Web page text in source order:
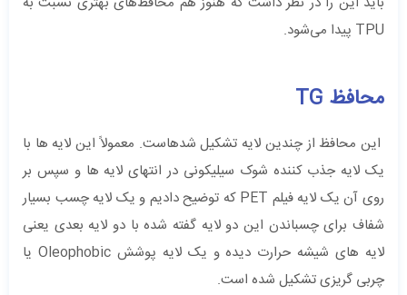
TPU پیدا می‌شود.
محافظ TG
این محافظ از چندین لایه تشکیل شدهاست. معمولاً این لایه ها با
یک لایه جذب کننده شوک سیلیکونی در انتهای لایه ها و سپس بر
روی آن یک لایه فیلم PET که توضیح دادیم و یک لایه چسب بسیار
شفاف برای چسباندن این دو لایه گفته شده با دو لایه بعدی یعنی
لایه های شیشه حرارت دیده و یک لایه پوشش Oleophobic یا
چربی گریزی تشکیل شده است.